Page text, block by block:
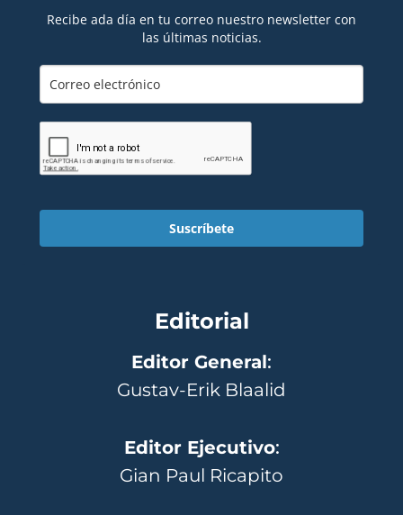
Recibe ada día en tu correo nuestro newsletter con
las últimas noticias.
Suscríbete
Editorial
Editor General:
Gustav-Erik Blaalid
Editor Ejecutivo:
Gian Paul Ricapito